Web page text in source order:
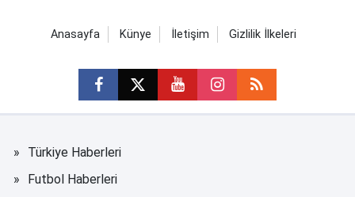
Anasayfa Künye İletişim Gizlilik İlkeleri
Türkiye Haberleri
Futbol Haberleri